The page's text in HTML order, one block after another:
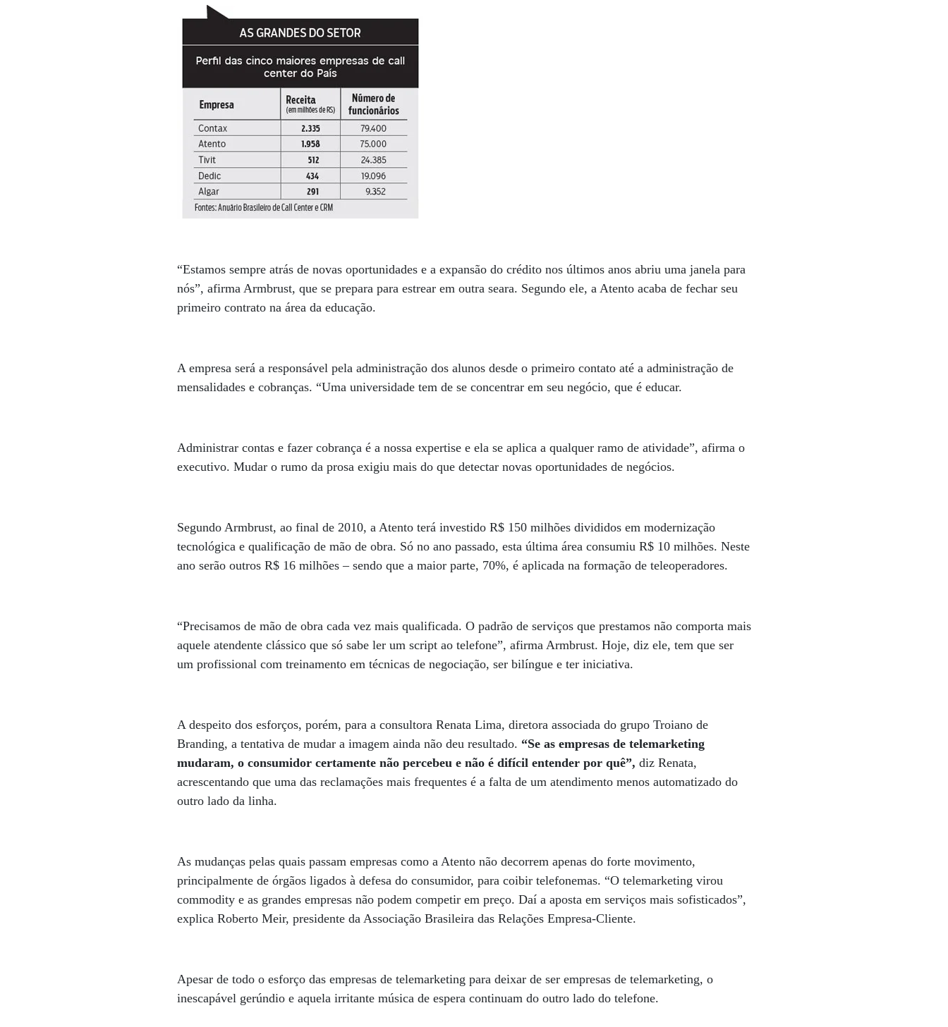
“Estamos sempre atrás de novas oportunidades e a expansão do crédito nos últimos anos abriu uma janela para
nós”, afirma Armbrust, que se prepara para estrear em outra seara. Segundo ele, a Atento acaba de fechar seu
primeiro contrato na área da educação.
A empresa será a responsável pela administração dos alunos desde o primeiro contato até a administração de
mensalidades e cobranças. “Uma universidade tem de se concentrar em seu negócio, que é educar.
Administrar contas e fazer cobrança é a nossa expertise e ela se aplica a qualquer ramo de atividade”, afirma o
executivo. Mudar o rumo da prosa exigiu mais do que detectar novas oportunidades de negócios.
Segundo Armbrust, ao final de 2010, a Atento terá investido R$ 150 milhões divididos em modernização
tecnológica e qualificação de mão de obra. Só no ano passado, esta última área consumiu R$ 10 milhões. Neste
ano serão outros R$ 16 milhões – sendo que a maior parte, 70%, é aplicada na formação de teleoperadores.
“Precisamos de mão de obra cada vez mais qualificada. O padrão de serviços que prestamos não comporta mais
aquele atendente clássico que só sabe ler um script ao telefone”, afirma Armbrust. Hoje, diz ele, tem que ser
um profissional com treinamento em técnicas de negociação, ser bilíngue e ter iniciativa.
A despeito dos esforços, porém, para a consultora Renata Lima, diretora associada do grupo Troiano de
Branding, a tentativa de mudar a imagem ainda não deu resultado. “Se as empresas de telemarketing
mudaram, o consumidor certamente não percebeu e não é difícil entender por quê”,diz Renata,
acrescentando que uma das reclamações mais frequentes é a falta de um atendimento menos automatizado do
outro lado da linha.
As mudanças pelas quais passam empresas como a Atento não decorrem apenas do forte movimento,
principalmente de órgãos ligados à defesa do consumidor, para coibir telefonemas. “O telemarketing virou
commodity e as grandes empresas não podem competir em preço. Daí a aposta em serviços mais sofisticados”,
explica Roberto Meir, presidente da Associação Brasileira das Relações Empresa-Cliente.
Apesar de todo o esforço das empresas de telemarketing para deixar de ser empresas de telemarketing, o
inescapável gerúndio e aquela irritante música de espera continuam do outro lado do telefone.